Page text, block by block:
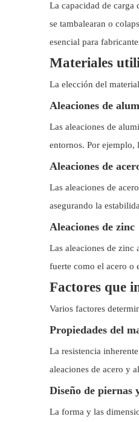
La capacidad de carga
se tambalearan o
esencial para
Materiales
La elección del
Aleaciones de
Las aleaciones de
entornos. Por ejemplo,
Aleaciones de
Las aleaciones de
asegurando la
Aleaciones de zinc
Las aleaciones de zinc
fuerte como el acero o
Factores que
Varios factores
Propiedades del
La resistencia
aleaciones de acero y
Diseño de piernas
La forma y las